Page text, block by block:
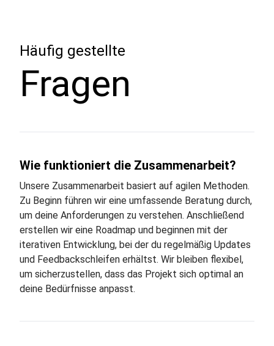
Häufig gestellte
Fragen
Wie funktioniert die Zusammenarbeit?
Unsere Zusammenarbeit basiert auf agilen Methoden.
Zu Beginn führen wir eine umfassende Beratung durch,
um deine Anforderungen zu verstehen. Anschließend
erstellen wir eine Roadmap und beginnen mit der
iterativen Entwicklung, bei der du regelmäßig Updates
und Feedbackschleifen erhältst. Wir bleiben flexibel,
um sicherzustellen, dass das Projekt sich optimal an
deine Bedürfnisse anpasst.